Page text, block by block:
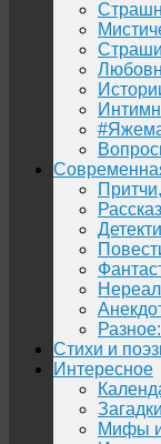
Стихи и
Интересное
Мифы